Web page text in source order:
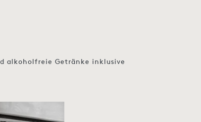
alkoholfreie Getränke inklusive